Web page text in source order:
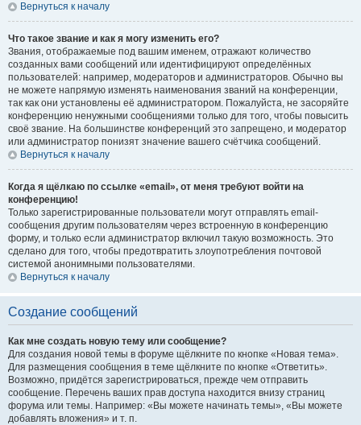
Вернуться к началу
Что такое звание и как я могу изменить его?
Звания, отображаемые под вашим именем, отражают количество
созданных вами сообщений или идентифицируют определённых
пользователей: например, модераторов и администраторов. Обычно вы
не можете напрямую изменять наименования званий на конференции,
так как они установлены её администратором. Пожалуйста, не засоряйте
конференцию ненужными сообщениями только для того, чтобы повысить
своё звание. На большинстве конференций это запрещено, и модератор
или администратор понизят значение вашего счётчика сообщений.
Вернуться к началу
Когда я щёлкаю по ссылке «email», от меня требуют войти на
конференцию!
Только зарегистрированные пользователи могут отправлять email-
сообщения другим пользователям через встроенную в конференцию
форму, и только если администратор включил такую возможность. Это
сделано для того, чтобы предотвратить злоупотребления почтовой
системой анонимными пользователями.
Вернуться к началу
Создание сообщений
Как мне создать новую тему или сообщение?
Для создания новой темы в форуме щёлкните по кнопке «Новая тема».
Для размещения сообщения в теме щёлкните по кнопке «Ответить».
Возможно, придётся зарегистрироваться, прежде чем отправить
сообщение. Перечень ваших прав доступа находится внизу страниц
форума или темы. Например: «Вы можете начинать темы», «Вы можете
добавлять вложения» и т. п.